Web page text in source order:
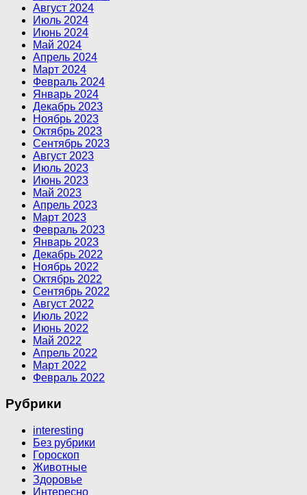
Август 2024
Июль 2024
Июнь 2024
Май 2024
Апрель 2024
Март 2024
Февраль 2024
Январь 2024
Декабрь 2023
Ноябрь 2023
Октябрь 2023
Сентябрь 2023
Август 2023
Июль 2023
Июнь 2023
Май 2023
Апрель 2023
Март 2023
Февраль 2023
Январь 2023
Декабрь 2022
Ноябрь 2022
Октябрь 2022
Сентябрь 2022
Август 2022
Июль 2022
Июнь 2022
Май 2022
Апрель 2022
Март 2022
Февраль 2022
Рубрики
interesting
Без рубрики
Гороскоп
Животные
Здоровье
Интересно